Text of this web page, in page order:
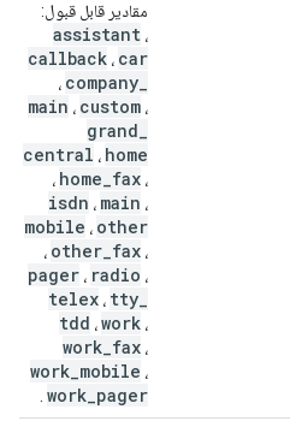
مقادیر قابل قبول:
assistant ،
callback ، car
، company
main ، custom ،
grand
central ، home
، home fax ،
isdn ، main ،
mobile ، other
، other fax ،
pager ، radio ،
telex ، tty
tdd ،work ،
work fax ،
work mobile ،
work pager